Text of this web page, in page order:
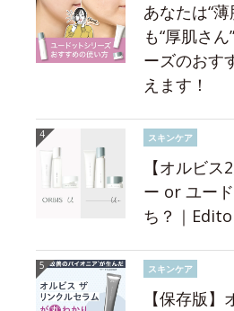
あなたは“
も“厚肌さ
ーズのおす
えます！
スキンケア
【オルビ
ー or ユー
ち？｜
スキンケア
【保存版